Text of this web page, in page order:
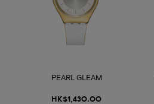
PEARL GLEAM
HK$1,430.00